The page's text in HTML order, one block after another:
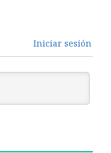
Iniciar sesión